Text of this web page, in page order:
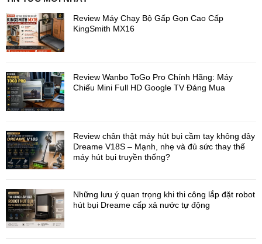
Khóa Push Pull 2 Pro
Review Máy Chạy Bộ Gấp Gọn Cao Cấp
KingSmith MX16
Review Wanbo ToGo Pro Chính Hãng: Máy
Chiếu Mini Full HD Google TV Đáng Mua
Review chân thật máy hút bụi cầm tay không dây
Dreame V18S – Mạnh, nhẹ và đủ sức thay thế
máy hút bụi truyền thống?
Những lưu ý quan trọng khi thi công lắp đặt robot
hút bụi Dreame cấp xả nước tự động